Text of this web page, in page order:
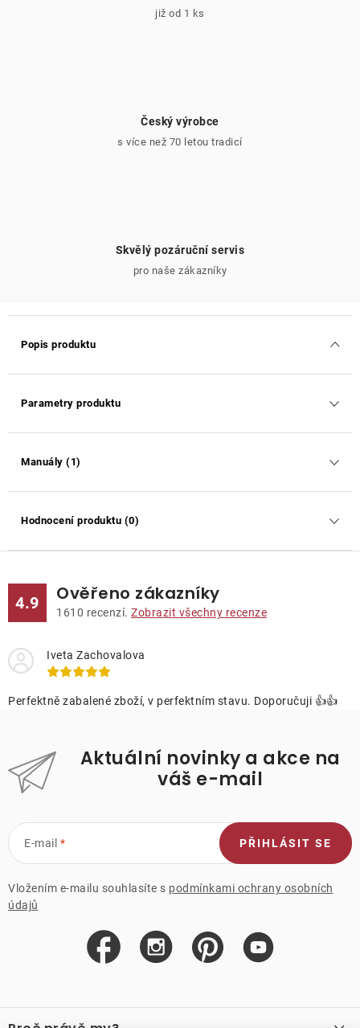
již od 1 ks
Český výrobce
s více než 70 letou tradicí
Skvělý pozáruční servis
pro naše zákazníky
Popis produktu
Parametry produktu
Manuály (1)
Hodnocení produktu (0)
4.9 Ověřeno zákazníky
1610 recenzí. Zobrazit všechny recenze
Iveta Zachovalova
Perfektně zabalené zboží, v perfektním stavu. Doporučuji 👍👍
Aktuální novinky a akce na
váš e-mail
E-mail
Vložením e-mailu souhlasíte s podmínkami ochrany osobních
údajů
PŘIHLÁSIT SE
á